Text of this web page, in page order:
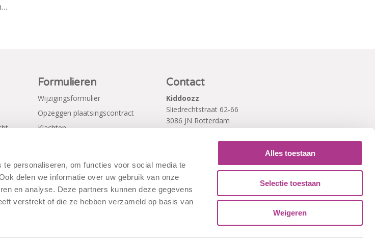
personaliseren, om functies voor social media te
delen we informatie over uw gebruik van onze
en analyse. Deze partners kunnen deze gegevens
verstrekt of die ze hebben verzameld op basis van
Alles toestaan
Selectie toestaan
Weigeren
Formulieren
Wijzigingsformulier
Opzeggen plaatsingscontract
Klachten
Contact
Kiddoozz
Sliedrechtstraat 62-66
3086 JN Rotterdam